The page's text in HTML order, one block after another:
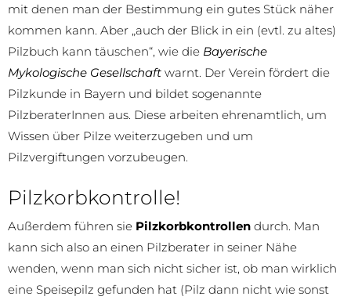
mit denen man der Bestimmung ein gutes Stück näher
kommen kann. Aber „auch der Blick in ein (evtl. zu altes)
Pilzbuch kann täuschen“, wie die Bayerische
Mykologische Gesellschaft warnt. Der Verein fördert die
Pilzkunde in Bayern und bildet sogenannte
PilzberaterInnen aus. Diese arbeiten ehrenamtlich, um
Wissen über Pilze weiterzugeben und um
Pilzvergiftungen vorzubeugen.
Pilzkorbkontrolle!
Außerdem führen sie Pilzkorbkontrollen durch. Man
kann sich also an einen Pilzberater in seiner Nähe
wenden, wenn man sich nicht sicher ist, ob man wirklich
eine Speisepilz gefunden hat (Pilz dann nicht wie sonst